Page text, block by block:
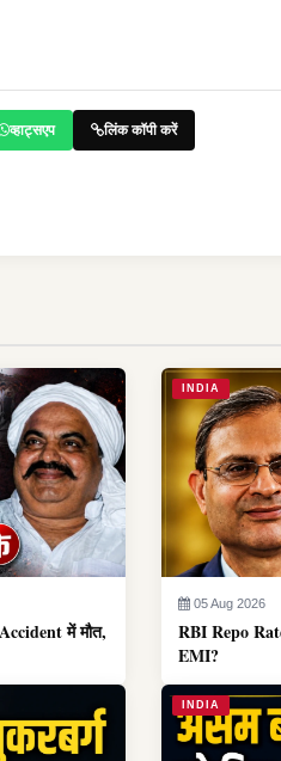
व्हाट्सएप लिंक कॉपी करें
में मौत,
INDIA
05 Aug 2026
RBI Repo
EMI?
INDIA